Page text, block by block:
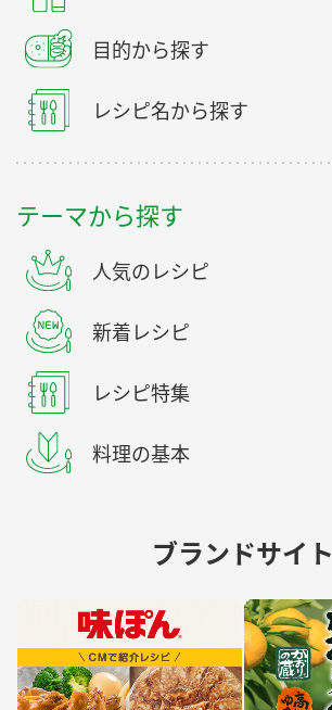
目的から探す
レシピ名から探す
テーマから探す
人気のレシピ
新着レシピ
レシピ特集
料理の基本
ブランドサイト